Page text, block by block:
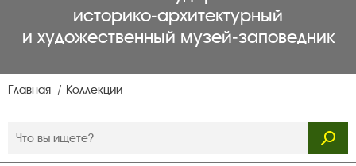
историко‑архитектурный
и художественный музей‑заповедник
Главная Коллекции